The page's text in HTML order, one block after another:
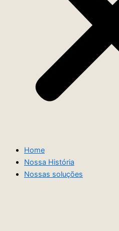
Home
Nossa História
Nossas soluções